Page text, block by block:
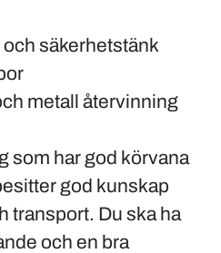
säkerhetstänk
metall återvinning
som har god körvana
god kunskap
transport. Du ska ha
och en bra